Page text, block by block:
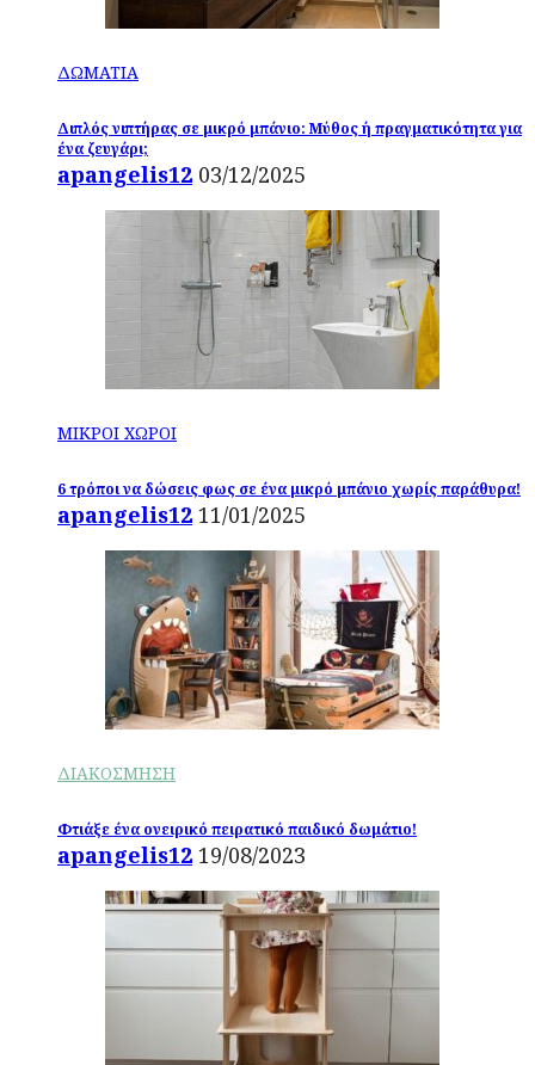
ΔΩΜΑΤΙΑ
Διπλός νιπτήρας σε μικρό μπάνιο: Μύθος ή πραγματικότητα για
ένα ζευγάρι;
apangelis12 03/12/2025
ΜΙΚΡΟΙ ΧΩΡΟΙ
6 τρόποι να δώσεις φως σε ένα μικρό μπάνιο χωρίς παράθυρα!
apangelis12 11/01/2025
ΔΙΑΚΟΣΜΗΣΗ
Φτιάξε ένα ονειρικό πειρατικό παιδικό δωμάτιο!
apangelis12 19/08/2023